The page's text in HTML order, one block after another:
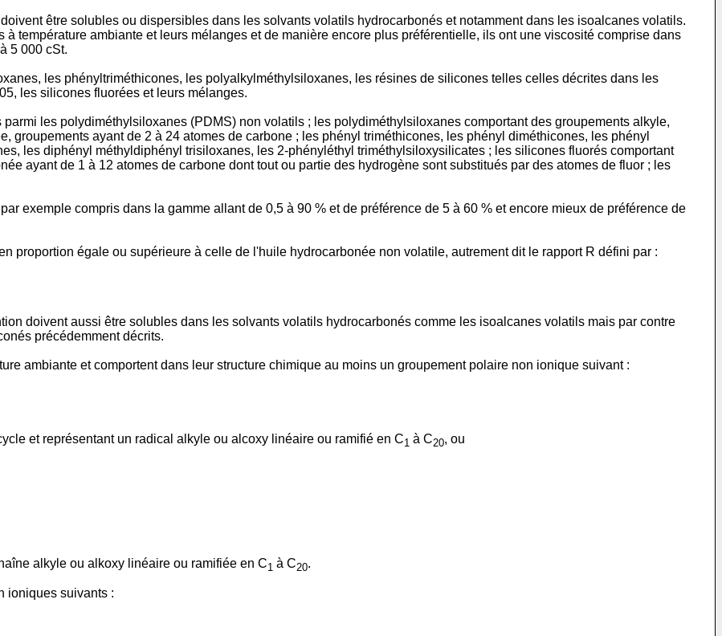
être solubles ou dispersibles dans les solvants volatils hydrocarbonés et notamment dans les isoalcanes volatils.
à température ambiante et leurs mélanges et de manière encore plus préférentielle, ils ont une viscosité comprise dans
5 000 cSt.
les phényltriméthicones, les polyalkylméthylsiloxanes, les résines de silicones telles celles décrites dans les
les silicones fluorées et leurs mélanges.
les polydiméthylsiloxanes (PDMS) non volatils ; les polydiméthylsiloxanes comportant des groupements alkyle,
groupements ayant de 2 à 24 atomes de carbone ; les phényl triméthicones, les phényl diméthicones, les phényl
les diphényl méthyldiphényl trisiloxanes, les 2-phényléthyl triméthylsiloxysilicates ; les silicones fluorés comportant
ayant de 1 à 12 atomes de carbone dont tout ou partie des hydrogène sont substitués par des atomes de fluor ; les
exemple compris dans la gamme allant de 0,5 à 90 % et de préférence de 5 à 60 % et encore mieux de préférence de
proportion égale ou supérieure à celle de l'huile hydrocarbonée non volatile, autrement dit le rapport R défini par :
doivent aussi être solubles dans les solvants volatils hydrocarbonés comme les isoalcanes volatils mais par contre
précédemment décrits.
ambiante et comportent dans leur structure chimique au moins un groupement polaire non ionique suivant :
et représentant un radical alkyle ou alcoxy linéaire ou ramifié en C1 à C20, ou
alkyle ou alkoxy linéaire ou ramifiée en C1 à C20.
ioniques suivants :